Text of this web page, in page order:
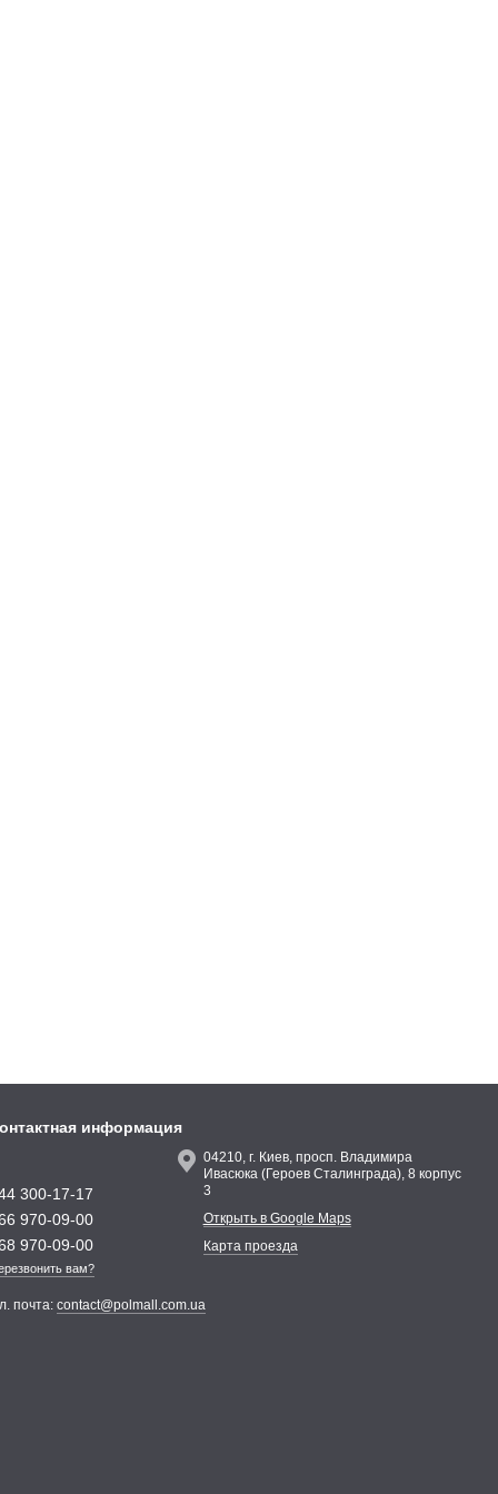
информация
300-17-17
970-09-00
970-09-00
вам?
04210, г. Киев, просп. Владимира
Ивасюка (Героев Сталинграда), 8 корпус
3
Открыть в Google Maps
Карта проезда
почта:contact@polmall.com.ua